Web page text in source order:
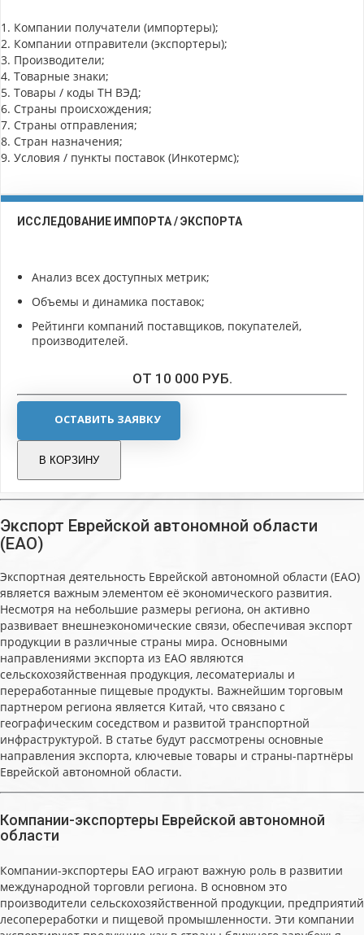
1. Компании получатели (импортеры);
2. Компании отправители (экспортеры);
3. Производители;
4. Товарные знаки;
5. Товары / коды ТН ВЭД;
6. Страны происхождения;
7. Страны отправления;
8. Стран назначения;
9. Условия / пункты поставок (Инкотермс);
ИССЛЕДОВАНИЕ ИМПОРТА / ЭКСПОРТА
Анализ всех доступных метрик;
Объемы и динамика поставок;
Рейтинги компаний поставщиков, покупателей,
производителей.
ОТ 10 000 РУБ.
ОСТАВИТЬ ЗАЯВКУ
В КОРЗИНУ
Экспорт Еврейской автономной области
(ЕАО)
Экспортная деятельность Еврейской автономной области (ЕАО)
является важным элементом её экономического развития.
Несмотря на небольшие размеры региона, он активно
развивает внешнеэкономические связи, обеспечивая экспорт
продукции в различные страны мира. Основными
направлениями экспорта из ЕАО являются
сельскохозяйственная продукция, лесоматериалы и
переработанные пищевые продукты. Важнейшим торговым
партнером региона является Китай, что связано с
географическим соседством и развитой транспортной
инфраструктурой. В статье будут рассмотрены основные
направления экспорта, ключевые товары и страны-партнёры
Еврейской автономной области.
Компании-экспортеры Еврейской автономной
области
Компании-экспортеры ЕАО играют важную роль в развитии
международной торговли региона. В основном это
производители сельскохозяйственной продукции, предприятий
лесопереработки и пищевой промышленности. Эти компании